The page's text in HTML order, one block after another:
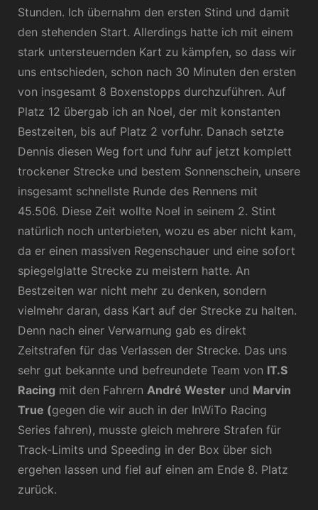
Stunden. Ich übernahm den ersten Stind und damit
den stehenden Start. Allerdings hatte ich mit einem
stark untersteuernden Kart zu kämpfen, so dass wir
uns entschieden, schon nach 30 Minuten den ersten
von insgesamt 8 Boxenstopps durchzuführen. Auf
Platz 12 übergab ich an Noel, der mit konstanten
Bestzeiten, bis auf Platz 2 vorfuhr. Danach setzte
Dennis diesen Weg fort und fuhr auf jetzt komplett
trockener Strecke und bestem Sonnenschein, unsere
insgesamt schnellste Runde des Rennens mit
45.506. Diese Zeit wollte Noel in seinem 2. Stint
natürlich noch unterbieten, wozu es aber nicht kam,
da er einen massiven Regenschauer und eine sofort
spiegelglatte Strecke zu meistern hatte. An
Bestzeiten war nicht mehr zu denken, sondern
vielmehr daran, dass Kart auf der Strecke zu halten.
Denn nach einer Verwarnung gab es direkt
Zeitstrafen für das Verlassen der Strecke. Das uns
sehr gut bekannte und befreundete Team von IT.S
Racing mit den Fahrern André Wester und Marvin
True (gegen die wir auch in der InWiTo Racing
Series fahren), musste gleich mehrere Strafen für
Track-Limits und Speeding in der Box über sich
ergehen lassen und fiel auf einen am Ende 8. Platz
zurück.